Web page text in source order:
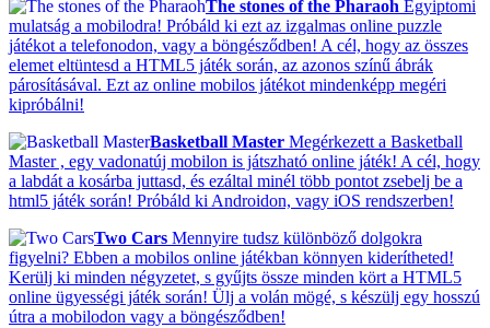
The stones of the Pharaoh Egyiptomi
mulatság a mobilodra! Próbáld ki ezt az izgalmas online puzzle
játékot a telefonodon, vagy a böngésződben! A cél, hogy az összes
elemet eltüntesd a HTML5 játék során, az azonos színű ábrák
párosításával. Ezt az online mobilos játékot mindenképp megéri
kipróbálni!
Basketball Master Megérkezett a Basketball
Master , egy vadonatúj mobilon is játszható online játék! A cél, hogy
a labdát a kosárba juttasd, és ezáltal minél több pontot zsebelj be a
html5 játék során! Próbáld ki Androidon, vagy iOS rendszerben!
Two Cars Mennyire tudsz különböző dolgokra
figyelni? Ebben a mobilos online játékban könnyen kiderítheted!
Kerülj ki minden négyzetet, s gyűjts össze minden kört a HTML5
online ügyességi játék során! Ülj a volán mögé, s készülj egy hosszú
útra a mobilodon vagy a böngésződben!